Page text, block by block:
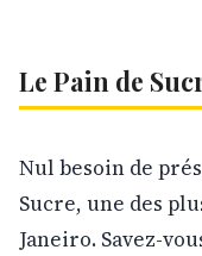
Le Pain de
Nul besoin de
Sucre, une des
Janeiro. Savez-